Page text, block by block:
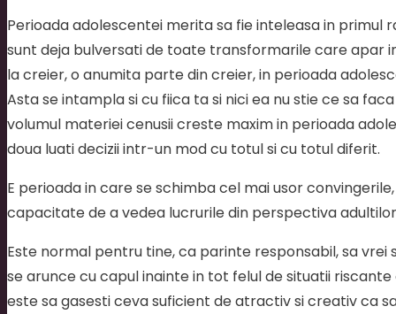
Perioada adolescentei merita sa fie inteleasa in
sunt deja bulversati de toate transformarile care apar
la creier, o anumita parte din creier, in perioada
Asta se intampla si cu fiica ta si nici ea nu stie ce sa
volumul materiei cenusii creste maxim in perioada
doua luati decizii intr-un mod cu totul si cu totul diferit.
E perioada in care se schimba cel mai usor
capacitate de a vedea lucrurile din perspectiva
Este normal pentru tine, ca parinte responsabil, sa vrei
se arunce cu capul inainte in tot felul de situatii
este sa gasesti ceva suficient de atractiv si creativ ca